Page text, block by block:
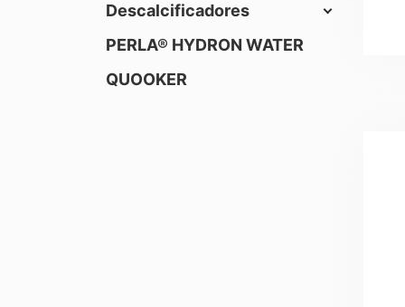
Descalcificadores
PERLA® HYDRON WATER
QUOOKER